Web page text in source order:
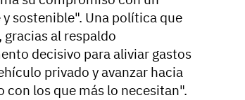
sostenible". Una política que
al respaldo
decisivo para aliviar gastos
privado y avanzar hacia
los que más lo necesitan".